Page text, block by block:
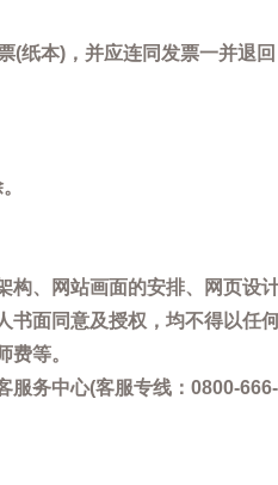
(纸本)，并应连同发票一并退
、网站画面的安排、网页设
面同意及授权，均不得以任
等。
务中心(客服专线：0800-666-